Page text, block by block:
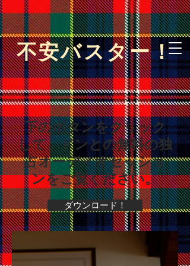
不安バスター！
下のボタンをクリック
して、ドンとの無料の独
占オーディオセッショ
ンをご覧ください。
ダウンロード！